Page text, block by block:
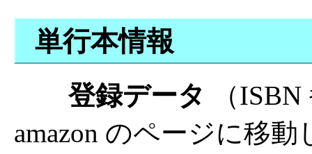
単行本情報
登録データ
（
amazon のページに移